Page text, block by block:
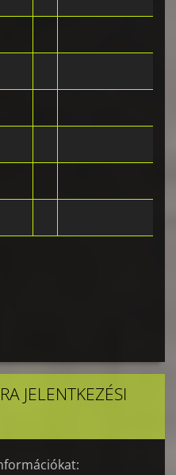
JELENTKEZÉSI